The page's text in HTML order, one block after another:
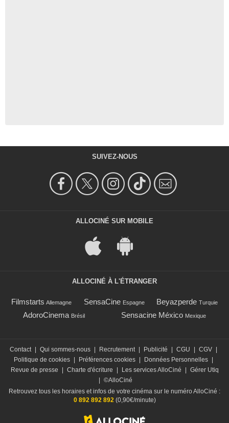
SUIVEZ-NOUS
ALLOCINÉ SUR MOBILE
ALLOCINÉ À L'ÉTRANGER
Filmstarts Allemagne SensaCine Espagne Beyazperde Turquie
AdoroCinema Brésil Sensacine México Mexique
Contact | Qui sommes-nous | Recrutement | Publicité | CGU | CGV |
Politique de cookies | Préférences cookies | Données Personnelles |
Revue de presse
| Charte d'écriture | Les services AlloCiné | Gérer Utiq
| ©AlloCiné
Retrouvez tous les horaires et infos de votre cinéma sur le numéro AlloCiné :
0 892 892 892 (0,90€/minute)